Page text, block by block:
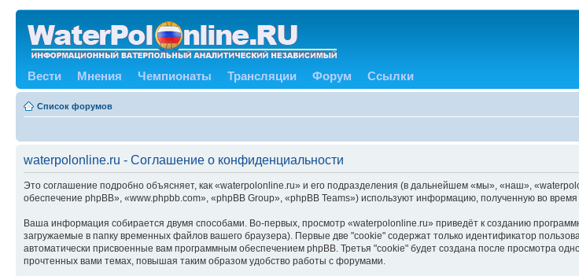
Вести Мнения Чемпионаты Трансляции Форум Ссылки
Список форумов
waterpolonline.ru - Соглашение о конфиденциальности
Это соглашение подробно объясняет, как «waterpolonline.ru» и его подразделения (в дальнейшем «мы», «наш»,
обеспечение phpBB», «www.phpbb.com», «phpBB Group», «phpBB Teams») используют информацию, полученную во
Ваша информация собирается двумя способами. Во-первых, просмотр «waterpolonline.ru» приведёт к созданию
загружаемые в папку временных файлов вашего браузера). Первые две "cookie" содержат только идентификатор
автоматически присвоенные вам программным обеспечением phpBB. Третья "cookie" будет создана после просмотра
прочтенных вами темах, повышая таким образом удобство работы с форумами.